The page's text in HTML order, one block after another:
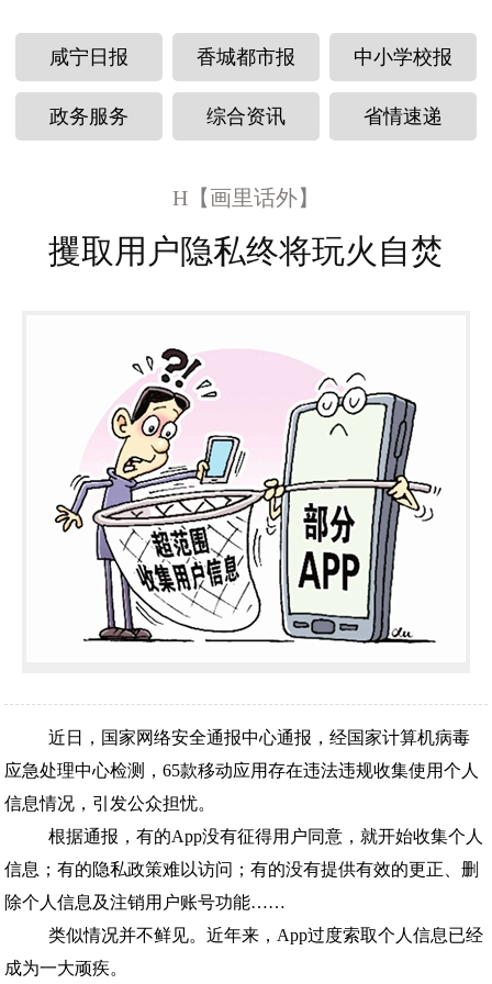
咸宁日报 香城都市报 中小学校报
政务服务 综合资讯 省情速递
H【画里话外】
攫取用户隐私终将玩火自焚
近日，国家网络安全通报中心通报，经国家计算机病毒
应急处理中心检测，65款移动应用存在违法违规收集使用个人
信息情况，引发公众担忧。
根据通报，有的App没有征得用户同意，就开始收集个人
信息；有的隐私政策难以访问；有的没有提供有效的更正、删
除个人信息及注销用户账号功能……
类似情况并不鲜见。近年来，App过度索取个人信息已经
成为一大顽疾。